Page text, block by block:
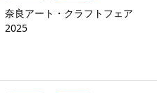
奈良アート・クラフトフェア
2025